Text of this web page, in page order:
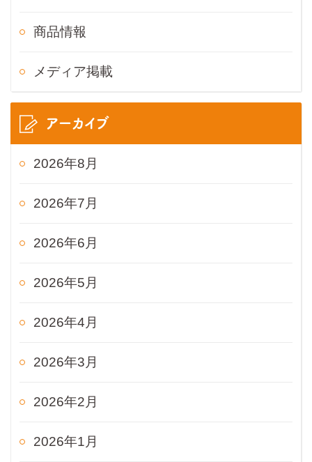
商品情報
メディア掲載
アーカイブ
2026年8月
2026年7月
2026年6月
2026年5月
2026年4月
2026年3月
2026年2月
2026年1月